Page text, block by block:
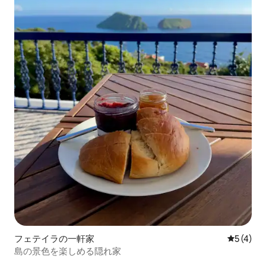
フェテイラの一軒家 レビュー
5 (4)
島の景色を楽しめる隠れ家